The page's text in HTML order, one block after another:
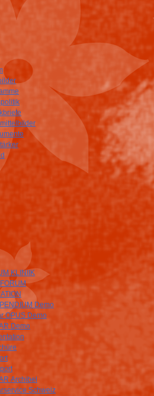
KLINIIK
Demo
OPUS Demo
Demo
Archibel
Schweiz